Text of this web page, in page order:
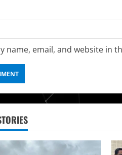
name, email, and website in